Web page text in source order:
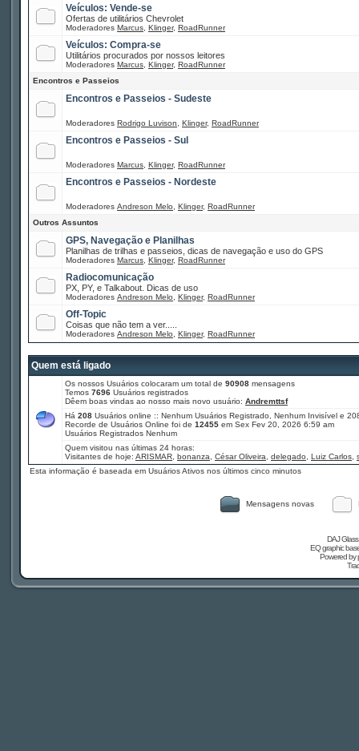
Veículos: Vende-se
Ofertas de utilitários Chevrolet
Moderadores Marcus Klinger, RoadRunner
Veículos: Compra-se
Utilitários procurados por nossos leitores
Moderadores Marcus Klinger, RoadRunner
Encontros e Passeios
Encontros e Passeios - Sudeste
Moderadores Rodrigo Luvison Klinger, RoadRunner
Encontros e Passeios - Sul
Moderadores Marcus Klinger, RoadRunner
Encontros e Passeios - Nordeste
Moderadores Andreson Melo Klinger, RoadRunner
Outros Assuntos
GPS, Navegação e Planilhas
Planilhas de trilhas e passeios, dicas de navegação e uso do GPS
Moderadores Marcus Klinger, RoadRunner
Radiocomunicação
PX, PY, e Talkabout. Dicas de uso
Moderadores Andreson Melo Klinger, RoadRunner
Off-Topic
Coisas que não tem a ver.....
Moderadores Andreson Melo Klinger, RoadRunner
Quem está ligado
Os nossos Usuários colocaram um total de 90908 mensagens
Temos 7696 Usuários registrados
Dêem boas vindas ao nosso mais novo usuário: Andremttsf
Há 208 Usuários online :: Nenhum Usuários Registrado, Nenhum Invisível e
Recorde de Usuários Online foi de 12455 em Sex Fev 20, 2026 6:59 am
Usuários Registrados Nenhum
Quem visitou nas últimas 24 horas:
Visitantes de hoje: ARISMAR bonanza César Oliveira delegado Luiz Carlos
Esta informação é baseada em Usuários Ativos nos últimos cinco minutos
Mensagens novas
DAJ
EQ graphic
Powered by